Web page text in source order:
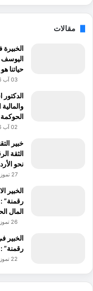
مقالات
الخبيرة
اليوسف
حياتنا
03 آب 2026
02 آب 2026
خبير
الثقة
نحو
27 تموز 2026
الخبير
رقمنة”
المال
26 تموز 2026
الخبير
رقمنة”
22 تموز 2026